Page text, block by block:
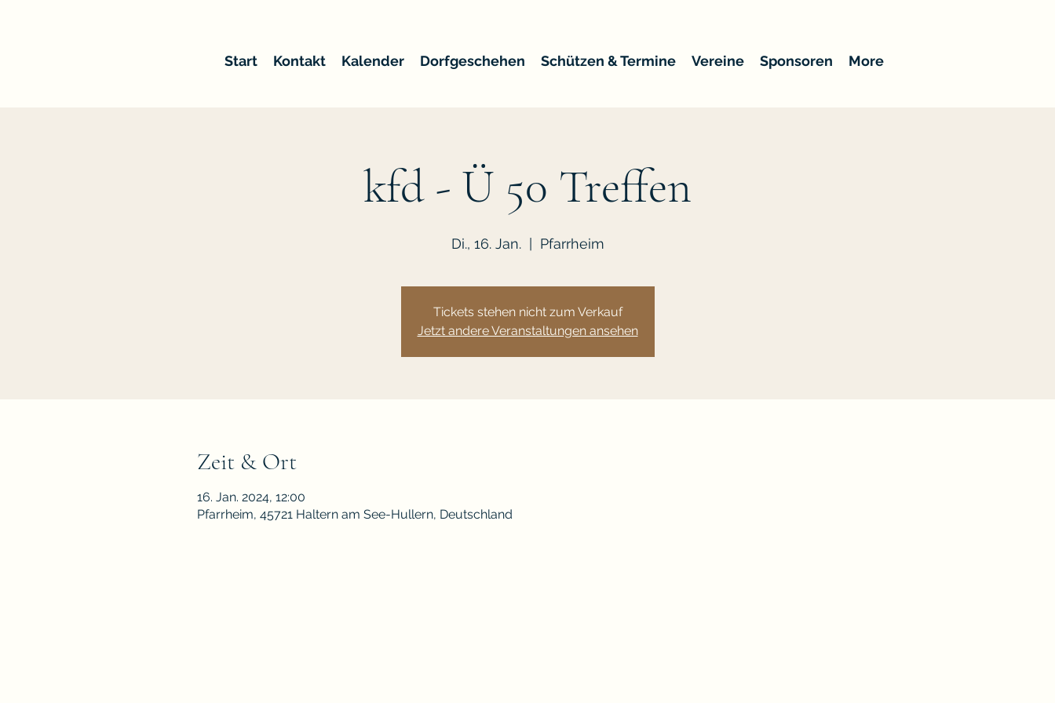
Start Kontakt Kalender Dorfgeschehen Schützen & Termine Vereine Sponsoren More
kfd - Ü 50 Treffen
Di., 16. Jan.
  |
Pfarrheim
Tickets stehen nicht zum Verkauf
Jetzt andere Veranstaltungen ansehen
Zeit & Ort
16. Jan. 2024, 12:00
Pfarrheim, 45721 Haltern am See-Hullern, Deutschland